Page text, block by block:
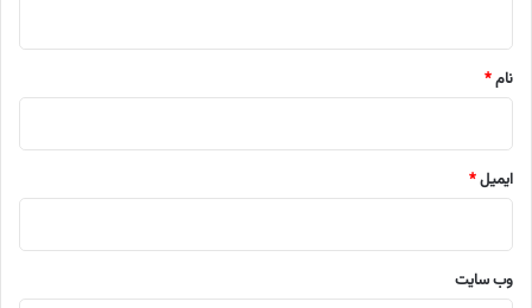
نام*
ایمیل*
وب‌ سایت